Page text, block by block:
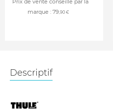
Prix de vente conseillé par la
marque : 79,90 €
Descriptif